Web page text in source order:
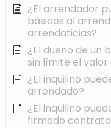
¿El arrendador
básicos al
arrendaticias?
¿El dueño de un
sin límite el
¿El inquilino
arrendado?
¿El inquilino
firmado